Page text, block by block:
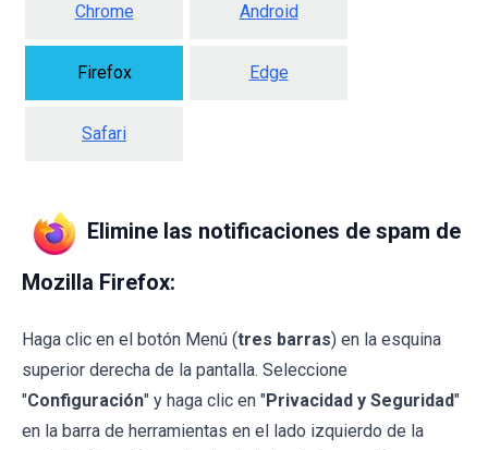
Chrome Android
Firefox Edge
Safari
Elimine las notificaciones de spam de
Mozilla Firefox:
Haga clic en el botón Menú (tres barras) en la esquina
superior derecha de la pantalla. Seleccione
"Configuración" y haga clic en "Privacidad y Seguridad"
en la barra de herramientas en el lado izquierdo de la